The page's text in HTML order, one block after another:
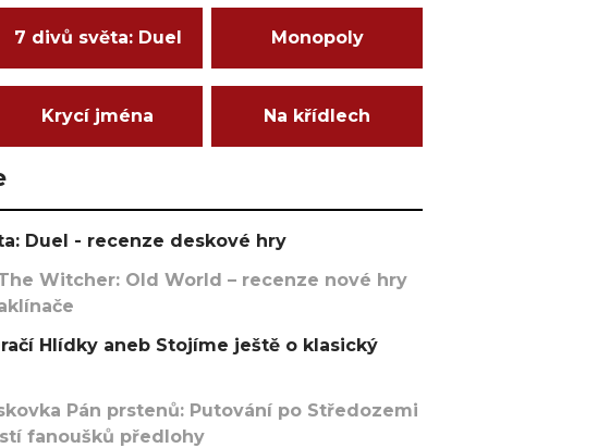
7 divů světa: Duel Monopoly
Krycí jména Na křídlech
Duel - recenze deskové hry
Witcher: Old World – recenze nové hry
Hlídky aneb Stojíme ještě o klasický
Pán prstenů: Putování po Středozemi
fanoušků předlohy